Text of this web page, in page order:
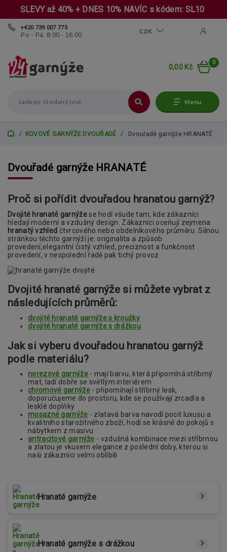
SLEVY až 40% + DNES 10% NAVÍC s kódem: SL10
Menu
CZK
+420 739 007 775
Po - Pá: 8:00 - 16:00
0
0,00 Kč
KOVOVÉ GARNÝŽE DVOUŘADÉ Dvouřadé garnýže HRANATÉ
Dvouřadé garnýže HRANATÉ
Proč si pořídit dvouřadou hranatou garnýž?
Dvojité hranaté garnýžese hodí všude tam, kde zákazníci
hledají moderní a vzdušný design. Zákazníci oceňují zejmena
hranatý vzhled čtvrcového nebo obdelníkového průměru. Silnou
stránkou těchto garnýží je: originalita a způsob
provedení,elegantní čistý vzhled, preciznost a funkčnost
provedení, v nespolední řadě pak tichý provoz
Dvojité hranaté garnýže si můžete vybrat z
následujících průměrů:
dvojité hranaté garnýže s kroužky
dvojité hranaté garnýže s drážkou
Jak si vyberu dvouřadou hranatou garnýž
podle materiálu?
nerezové garnýže- mají barvu, která připomíná stříbrný
mat, ladí dobře se světlým interiérem
chromové garnýže- připomínají stříbrný lesk,
doporučujeme do prostoru, kde se používají zrcadla a
lesklé doplňky
mosazné garnýže - zlatavá barva navodí pocit luxusu a
kvalitního starožitného zboží, hodí se krásně do pokojů s
nábytkem z masivu
antracitové garnýže - vzdušná kombinace mezi stříbrnou
a zlatou je vkusem elegance z poslední doby, kterou si
naši zákazníci velmi oblíbili
Hranaté garnýže
Hranaté garnýže s drážkou